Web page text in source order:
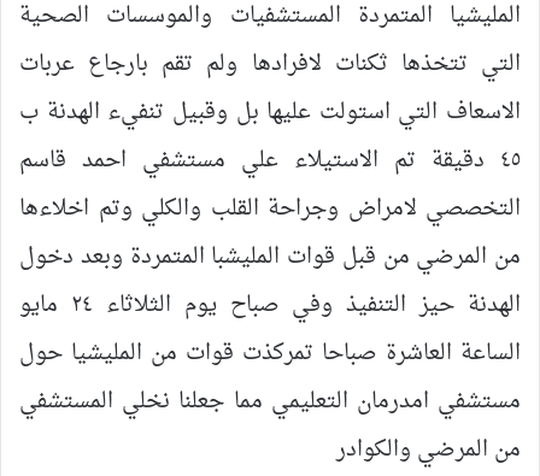
المليشيا المتمردة المستشفيات والموسسات الصحية
التي تتخذها ثكنات لافرادها ولم تقم بارجاع عربات
الاسعاف التي استولت عليها بل وقبيل تنفيء الهدنة ب
٤٥ دقيقة تم الاستيلاء علي مستشفي احمد قاسم
التخصصي لامراض وجراحة القلب والكلي وتم اخلاءها
من المرضي من قبل قوات المليشبا المتمردة وبعد دخول
الهدنة حيز التنفيذ وفي صباح يوم الثلاثاء ٢٤ مايو
الساعة العاشرة صباحا تمركذت قوات من المليشيا حول
مستشفي امدرمان التعليمي مما جعلنا نخلي المستشفي
من المرضي والكوادر